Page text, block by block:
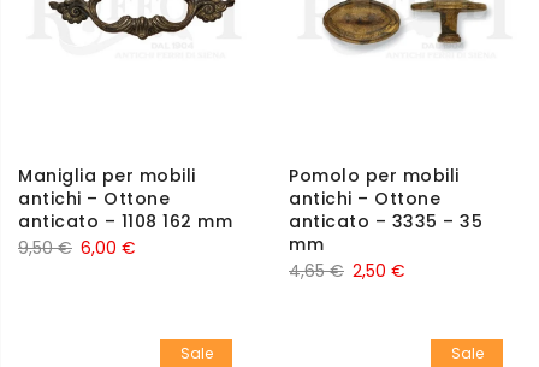
Maniglia per mobili
antichi – Ottone
anticato – 1108 162 mm
9,50€ 6,00 €
Pomolo per mobili
antichi – Ottone
anticato – 3335 – 35
mm
4,65€ 2,50 €
Sale Sale